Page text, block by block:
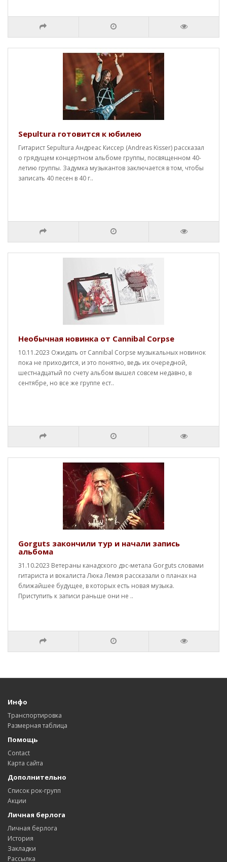
Sepultura готовится к юбилею
Гитарист Sepultura Андреас Киссер (Andreas Kisser) рассказал
о грядущем концертном альбоме группы, посвященном 40-
летию группы. Задумка музыкантов заключается в том, чтобы
записать 40 песен в 40 г..
Необычная новинка от Cannibal Corpse
10.11.2023 Ожидать от Cannibal Corpse музыкальных новинок
пока не приходится, и это понятно, ведь их очередной,
шестнадцатый по счету альбом вышел совсем недавно, в
сентябре, но все же группе ест..
Gorguts закончили тур и начали запись
альбома
31.10.2023 Ветераны канадского дэс-метала Gorguts словами
гитариста и вокалиста Люка Лемэя рассказали о планах на
ближайшее будущее, в которых есть новая музыка.
Приступить к записи раньше они не ..
Инфо
Транспортировка
Размерная таблица
Помощь
Contact
Карта сайта
Дополнительно
Список рок-групп
Акции
Личная берлога
Личная берлога
История
Закладки
Рассылка